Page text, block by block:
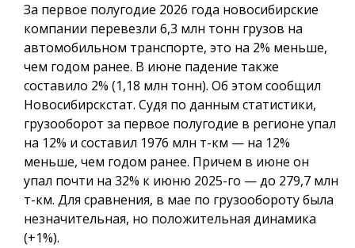
За первое полугодие 2026 года новосибирские
компании перевезли 6,3 млн тонн грузов на
автомобильном транспорте, это на 2% меньше,
чем годом ранее. В июне падение также
составило 2% (1,18 млн тонн). Об этом сообщил
Новосибирскстат. Судя по данным статистики,
грузооборот за первое полугодие в регионе упал
на 12% и составил 1976 млн т-км — на 12%
меньше, чем годом ранее. Причем в июне он
упал почти на 32% к июню 2025-го — до 279,7 млн
т-км. Для сравнения, в мае по грузообороту была
незначительная, но положительная динамика
(+1%).